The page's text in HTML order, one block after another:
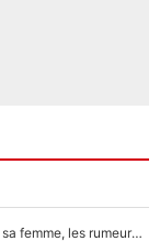
F1 : Charles Leclerc surpris par les paparazzis avec sa femme, les rumeurs étaient vraies !